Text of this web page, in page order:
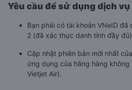
Yêu cầu để sử dụng dịch vụ
Bạn phải có tài khoản VNeID
2 (đã xác thực danh tính đầy
Cập nhật phiên bản mới nhất
ứng dụng của hãng hàng không
Vietjet Air).